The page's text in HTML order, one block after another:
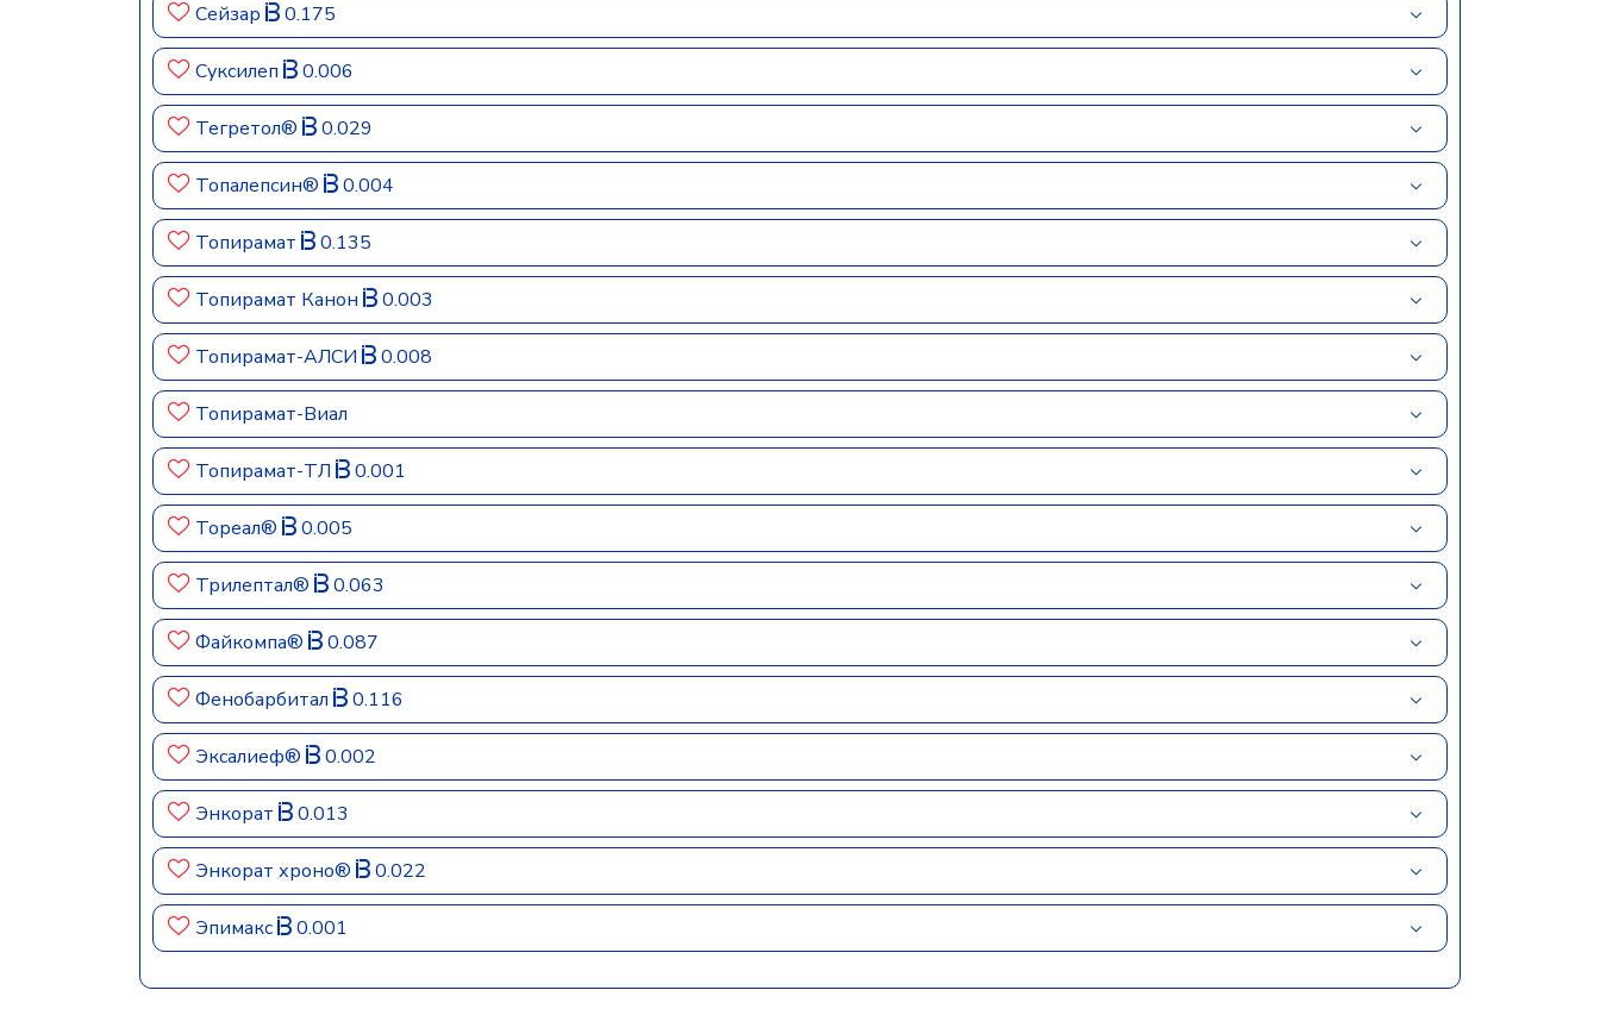
Сейзар 0.175
Суксилеп 0.006
Тегретол® 0.029
Топалепсин® 0.004
Топирамат 0.135
Топирамат Канон 0.003
Топирамат-АЛСИ 0.008
Топирамат-Виал
Топирамат-ТЛ 0.001
Тореал® 0.005
Трилептал® 0.063
Файкомпа® 0.087
Фенобарбитал 0.116
Эксалиеф® 0.002
Энкорат 0.013
Энкорат хроно® 0.022
Эпимакс 0.001